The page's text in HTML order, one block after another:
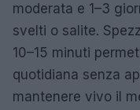
moderata e 1–3
svelti o salite.
10–15 minuti
quotidiana senza
mantenere vivo il